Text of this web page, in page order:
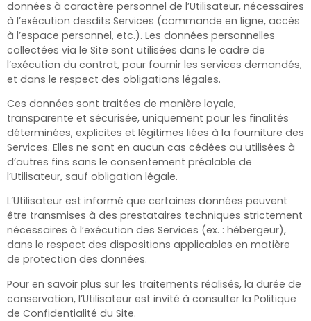
données à caractère personnel de l’Utilisateur, nécessaires
à l’exécution desdits Services (commande en ligne, accès
à l’espace personnel, etc.). Les données personnelles
collectées via le Site sont utilisées dans le cadre de
l’exécution du contrat, pour fournir les services demandés,
et dans le respect des obligations légales.
Ces données sont traitées de manière loyale,
transparente et sécurisée, uniquement pour les finalités
déterminées, explicites et légitimes liées à la fourniture des
Services. Elles ne sont en aucun cas cédées ou utilisées à
d’autres fins sans le consentement préalable de
l’Utilisateur, sauf obligation légale.
L’Utilisateur est informé que certaines données peuvent
être transmises à des prestataires techniques strictement
nécessaires à l’exécution des Services (ex. : hébergeur),
dans le respect des dispositions applicables en matière
de protection des données.
Pour en savoir plus sur les traitements réalisés, la durée de
conservation, l’Utilisateur est invité à consulter la Politique
de Confidentialité du Site.